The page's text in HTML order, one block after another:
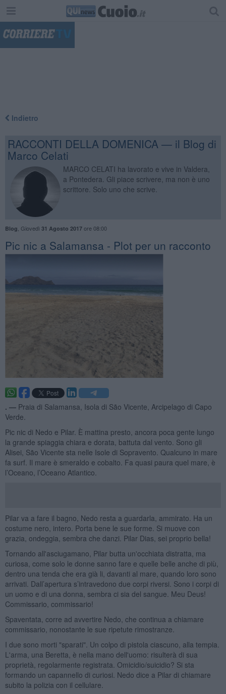
Indietro
RACCONTI DELLA DOMENICA — il Blog di
Marco Celati
MARCO CELATI ha lavorato e vive in Valdera,
a Pontedera. Gli piace scrivere, ma non è uno
scrittore. Solo uno che scrive.
Blog Giovedì 31 Agosto 2017ore 08:00
Pic nic a Salamansa - Plot per un racconto
. — Praia di Salamansa, Isola di São Vicente, Arcipelago di Capo
Verde.
Pic nic di Nedo e Pilar. È mattina presto, ancora poca gente lungo
la grande spiaggia chiara e dorata, battuta dal vento. Sono gli
Alisei, São Vicente sta nelle Isole di Sopravento. Qualcuno in mare
fa surf. Il mare è smeraldo e cobalto. Fa quasi paura quel mare, è
l’Oceano, l’Oceano Atlantico.
Pilar va a fare il bagno, Nedo resta a guardarla, ammirato. Ha un
costume nero, intero. Porta bene le sue forme. Si muove con
grazia, ondeggia, sembra che danzi. Pilar Dias, sei proprio bella!
Tornando all'asciugamano, Pilar butta un'occhiata distratta, ma
curiosa, come solo le donne sanno fare e quelle belle anche di più,
dentro una tenda che era già li, davanti al mare, quando loro sono
arrivati. Dall’apertura s’intravedono due corpi riversi. Sono i corpi di
un uomo e di una donna, sembra ci sia del sangue. Meu Deus!
Commissario, commissario!
Spaventata, corre ad avvertire Nedo, che continua a chiamare
commissario, nonostante le sue ripetute rimostranze.
I due sono morti "sparati". Un colpo di pistola ciascuno, alla tempia.
L'arma, una Beretta, è nella mano dell'uomo: risulterà di sua
proprietà, regolarmente registrata. Omicidio/suicidio? Si sta
formando un capannello di curiosi. Nedo dice a Pilar di chiamare
subito la polizia con il cellulare.